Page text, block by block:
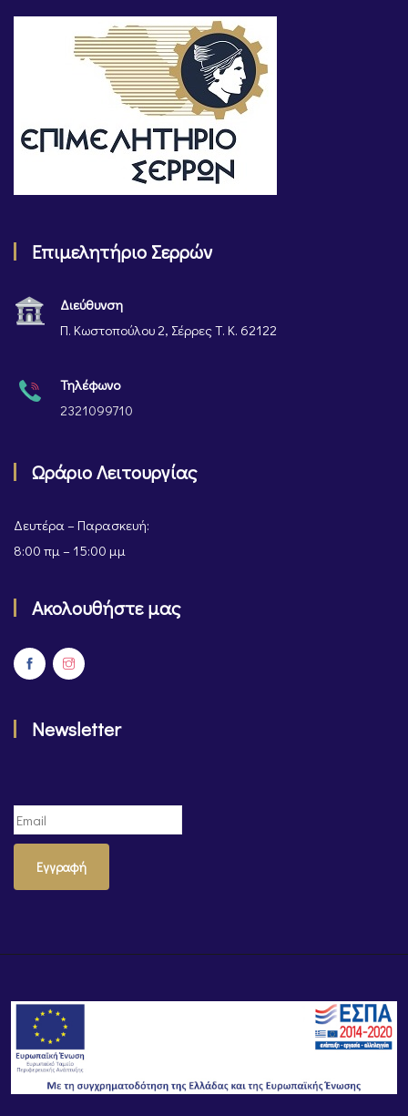
Επιμελητήριο Σερρών
Διεύθυνση
Π. Κωστοπούλου 2, Σέρρες Τ. Κ. 62122
Τηλέφωνο
2321099710
Ωράριο Λειτουργίας
Δευτέρα – Παρασκευή:
8:00 πμ – 15:00 μμ
Ακολουθήστε μας
Newsletter
Εγγραφή